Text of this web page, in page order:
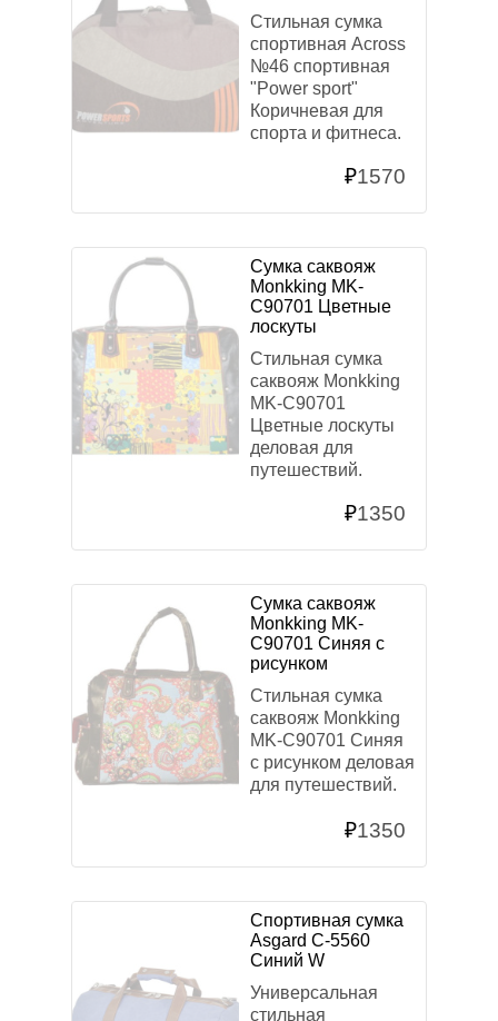
Стильная сумка
спортивная Across
№46 спортивная
"Power sport"
Коричневая для
спорта и фитнеса.
₽1570
Сумка саквояж
Monkking MK-
C90701 Цветные
лоскуты
Стильная сумка
саквояж Monkking
MK-C90701
Цветные лоскуты
деловая для
путешествий.
₽1350
Сумка саквояж
Monkking MK-
C90701 Синяя с
рисунком
Стильная сумка
саквояж Monkking
MK-C90701 Синяя
с рисунком деловая
для путешествий.
₽1350
Спортивная сумка
Asgard С-5560
Синий W
Универсальная
стильная